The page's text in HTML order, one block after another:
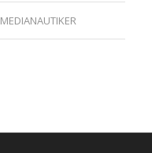
MEDIANAUTIKER